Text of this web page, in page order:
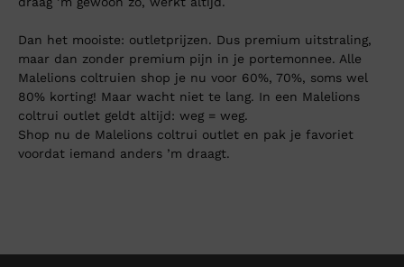
Dan het mooiste: outletprijzen. Dus premium uitstraling,
maar dan zonder premium pijn in je portemonnee. Alle
Malelions coltruien shop je nu voor 60%, 70%, soms wel
80% korting! Maar wacht niet te lang. In een Malelions
coltrui outlet geldt altijd: weg = weg.
Shop nu de Malelions coltrui outlet en pak je favoriet
voordat iemand anders ’m draagt.